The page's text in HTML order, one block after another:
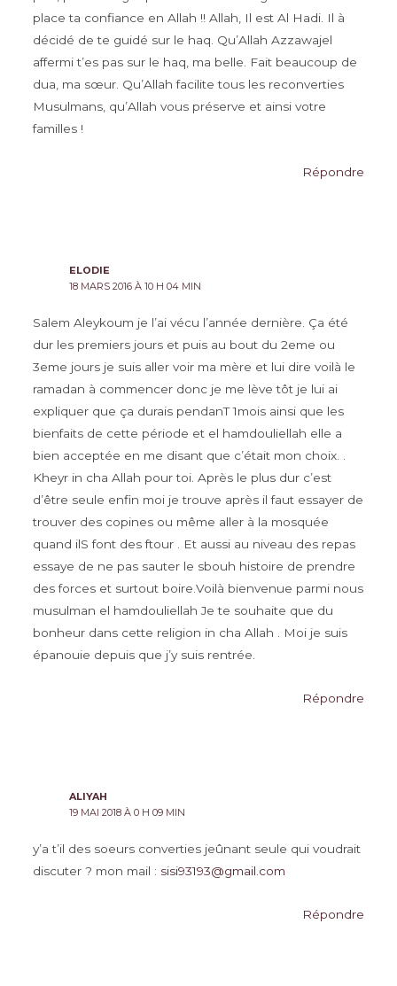
place ta confiance en Allah !! Allah, Il est Al Hadi. Il à
décidé de te guidé sur le haq. Qu’Allah Azzawajel
affermi t’es pas sur le haq, ma belle. Fait beaucoup de
dua, ma sœur. Qu’Allah facilite tous les reconverties
Musulmans, qu’Allah vous préserve et ainsi votre
familles !
Répondre
ELODIE
18 MARS 2016 À 10 H 04 MIN
Salem Aleykoum je l’ai vécu l’année dernière. Ça été
dur les premiers jours et puis au bout du 2eme ou
3eme jours je suis aller voir ma mère et lui dire voilà le
ramadan à commencer donc je me lève tôt je lui ai
expliquer que ça durais pendanT 1mois ainsi que les
bienfaits de cette période et el hamdouliellah elle a
bien acceptée en me disant que c’était mon choix. .
Kheyr in cha Allah pour toi. Après le plus dur c’est
d’être seule enfin moi je trouve après il faut essayer de
trouver des copines ou même aller à la mosquée
quand ilS font des ftour . Et aussi au niveau des repas
essaye de ne pas sauter le sbouh histoire de prendre
des forces et surtout boire.Voilà bienvenue parmi nous
musulman el hamdouliellah Je te souhaite que du
bonheur dans cette religion in cha Allah . Moi je suis
épanouie depuis que j’y suis rentrée.
Répondre
ALIYAH
19 MAI 2018 À 0 H 09 MIN
y’a t’il des soeurs converties jeûnant seule qui voudrait
discuter ? mon mail : sisi93193@gmail.com
Répondre